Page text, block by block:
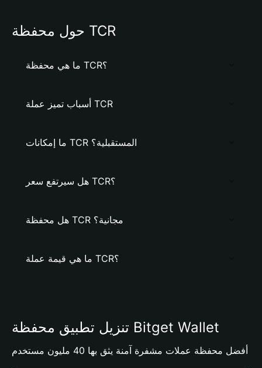
حول محفظة TCR
ما هي محفظة TCR؟
أسباب تميز عملة TCR
ما إمكانات TCR المستقبلية؟
هل سيرتفع سعر TCR؟
هل محفظة TCR مجانية؟
ما هي قيمة عملة TCR؟
تنزيل تطبيق محفظة Bitget Wallet
أفضل محفظة عملات مشفرة آمنة يثق بها 40 مليون مستخدم